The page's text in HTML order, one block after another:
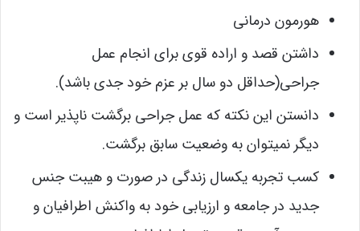
هورمون درمانی
داشتن قصد و اراده قوی برای انجام عمل
جراحی(حداقل دو سال بر عزم خود جدی باشد).
دانستن این نکته که عمل جراحی برگشت ناپذیر است و
دیگر نمیتوان به وضعیت سابق برگشت.
کسب تجربه یکسال زندگی در صورت و هیبت جنس
جدید در جامعه و ارزیابی خود به واکنش اطرافیان و